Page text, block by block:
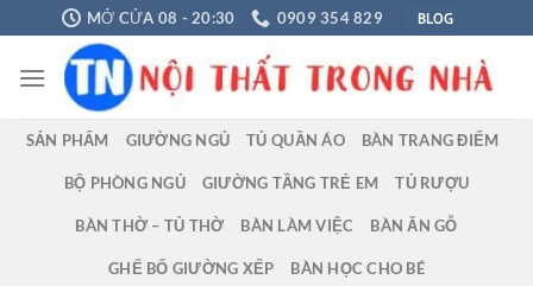
Chuyển
đến
nội
MỞ CỬA 08 - 20:30 0909 354 829 BLOG
SẢN PHẨM GIƯỜNG NGỦ TỦ QUẦN ÁO BÀN TRANG ĐIỂM
BỘ PHÒNG NGỦ GIƯỜNG TẦNG TRẺ EM TỦ RƯỢU
BÀN THỜ – TỦ THỜ BÀN LÀM VIỆC BÀN ĂN GỖ
GHẾ BỐ GIƯỜNG XẾP BÀN HỌC CHO BÉ